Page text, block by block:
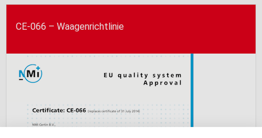
CE-066 – Waagenrichtlinie